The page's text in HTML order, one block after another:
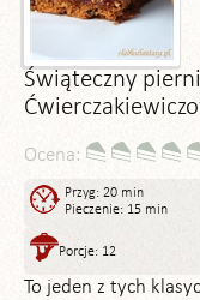
Świąteczny
Ocena:
Przyg: 20 min
Pieczenie: 15 min
Porcje: 12
To jeden z tych